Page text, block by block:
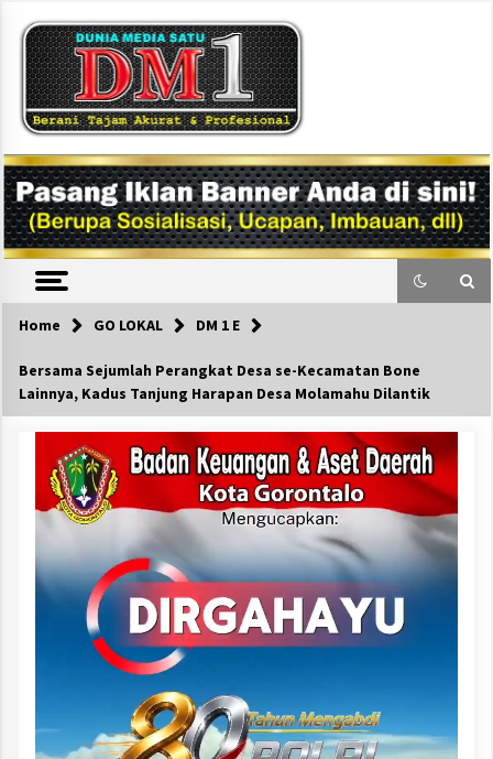
content
DM1
Home GO LOKAL DM 1 E
Bersama Sejumlah Perangkat Desa se-Kecamatan Bone
Lainnya, Kadus Tanjung Harapan Desa Molamahu Dilantik